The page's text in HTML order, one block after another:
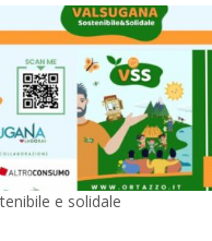
e solidale